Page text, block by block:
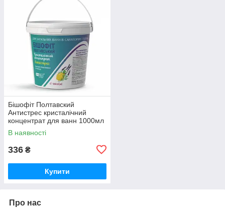
Бішофіт Полтавский
Антистрес кристалічний
концентрат для ванн 1000мл
В наявності
336 ₴
Купити
Про нас